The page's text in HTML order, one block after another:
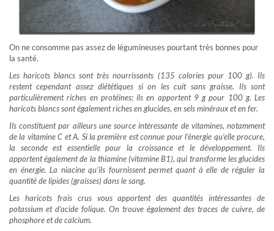
On ne consomme pas assez de légumineuses pourtant très bonnes pour
la santé.
Les haricots blancs sont très nourrissants (135 calories pour 100 g). Ils
restent cependant assez diététiques si on les cuit sans graisse. Ils sont
particulièrement riches en protéines; ils en apportent 9 g pour 100 g. Les
haricots blancs sont également riches en glucides, en sels minéraux et en fer.
Ils constituent par ailleurs une source intéressante de vitamines, notamment
de la vitamine C et A. Si la première est connue pour l’énergie qu’elle procure,
la seconde est essentielle pour la croissance et le développement. Ils
apportent également de la thiamine (vitamine B1), qui transforme les glucides
en énergie. La niacine qu’ils fournissent permet quant à elle de réguler la
quantité de lipides (graisses) dans le sang.
Les haricots frais crus vous apportent des quantités intéressantes de
potassium et d’acide folique. On trouve également des traces de cuivre, de
phosphore et de calcium.